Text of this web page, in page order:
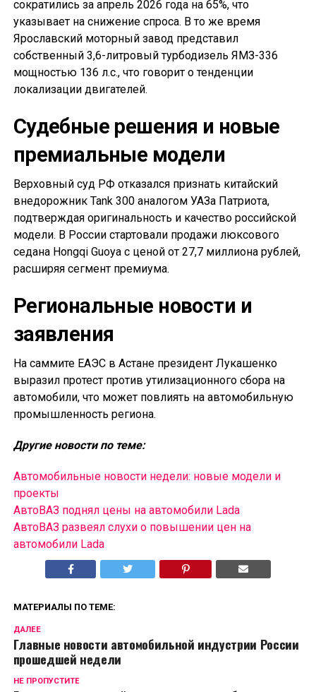
сократились за апрель 2026 года на 65%, что
указывает на снижение спроса. В то же время
Ярославский моторный завод представил
собственный 3,6-литровый турбодизель ЯМЗ-336
мощностью 136 л.с., что говорит о тенденции
локализации двигателей.
Судебные решения и новые
премиальные модели
Верховный суд РФ отказался признать китайский
внедорожник Tank 300 аналогом УАЗа Патриота,
подтверждая оригинальность и качество российской
модели. В России стартовали продажи люксового
седана Hongqi Guoya с ценой от 27,7 миллиона рублей,
расширяя сегмент премиума.
Региональные новости и
заявления
На саммите ЕАЭС в Астане президент Лукашенко
выразил протест против утилизационного сбора на
автомобили, что может повлиять на автомобильную
промышленность региона.
Другие новости по теме:
Автомобильные новости недели: новые модели и
проекты
АвтоВАЗ поднял цены на автомобили Lada
АвтоВАЗ развеял слухи о повышении цен на
автомобили Lada
МАТЕРИАЛЫ ПО ТЕМЕ:
ДАЛЕЕ
Главные новости автомобильной индустрии России
прошедшей недели
НЕ ПРОПУСТИТЕ